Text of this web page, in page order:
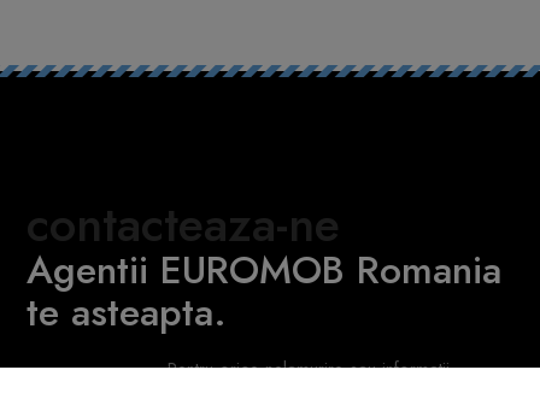
contacteaza-ne
Agentii EUROMOB Romania
te asteapta.
Pentru orice nelamurire sau informatii